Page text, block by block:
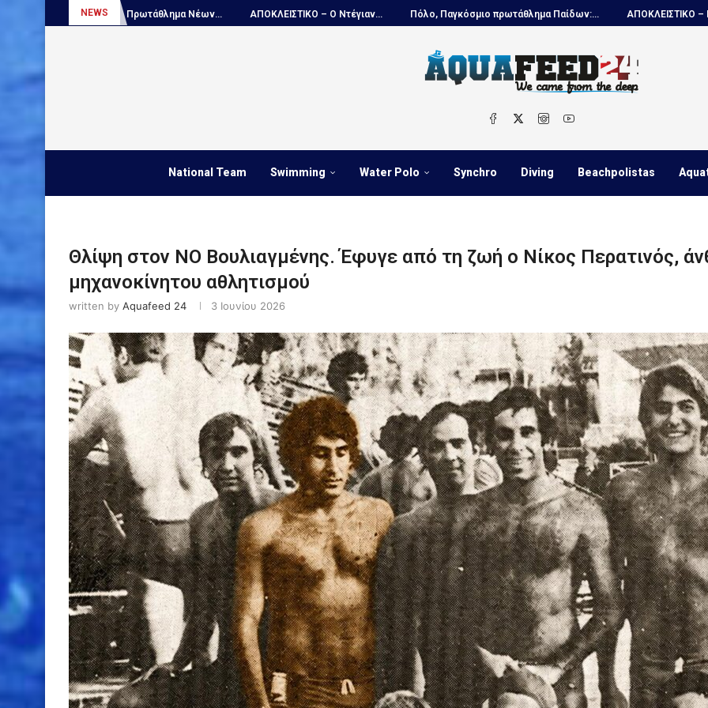
NEWS
Νέων... ΑΠΟΚΛΕΙΣΤΙΚΟ – Ο Ντέγιαν... Πόλο, Παγκόσμιο πρωτάθλημα Παίδων:... ΑΠΟΚΛΕΙΣΤΙΚΟ – Ντέγιαν Ουντόβιτσιτς...
National Team Swimming Water Polo Synchro Diving Beachpolistas
Θλίψη στον ΝΟ Βουλιαγμένης. Έφυγε από τη ζωή ο Νίκος Περατινός,
μηχανοκίνητου αθλητισμού
written by Aquafeed 24 3 Ιουνίου 2026